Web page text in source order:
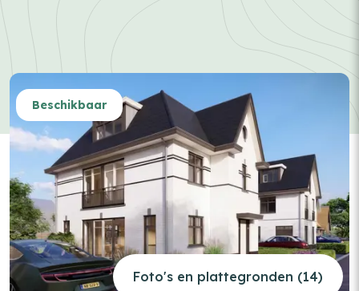
Beschikbaar
Foto's en plattegronden (14)